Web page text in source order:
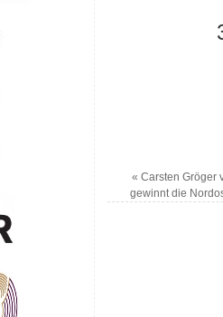
« Carsten Gröger
gewinnt die